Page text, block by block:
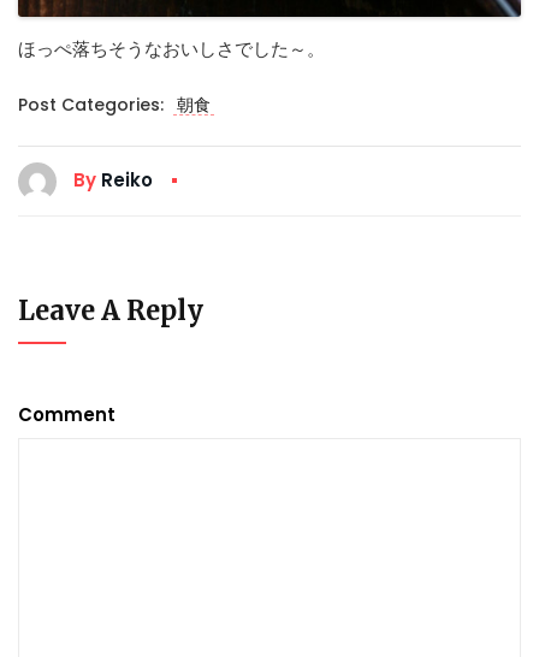
ほっぺ落ちそうなおいしさでした～。
Post Categories: 朝食
By Reiko
Leave A Reply
Comment